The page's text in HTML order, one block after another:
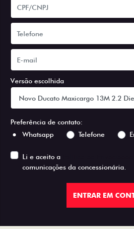
Versão escolhida
Preferência de contato:
Whatsapp
Telefone
Li e aceito a
comunicações da concessionária.
ENTRAR EM